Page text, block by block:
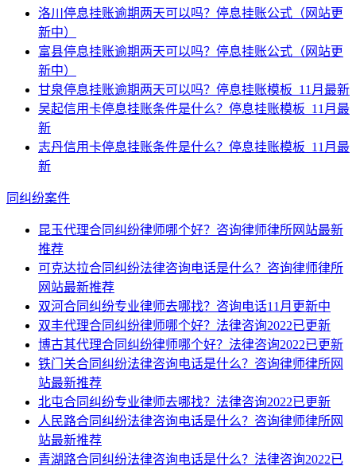
洛川停息挂账逾期两天可以吗？停息挂账公式（网站更
新中）
富县停息挂账逾期两天可以吗？停息挂账公式（网站更
新中）
甘泉停息挂账逾期两天可以吗？停息挂账模板_11月最新
吴起信用卡停息挂账条件是什么？停息挂账模板_11月最
新
志丹信用卡停息挂账条件是什么？停息挂账模板_11月最
新
同纠纷案件
昆玉代理合同纠纷律师哪个好？咨询律师律所网站最新
推荐
可克达拉合同纠纷法律咨询电话是什么？咨询律师律所
网站最新推荐
双河合同纠纷专业律师去哪找？咨询电话11月更新中
双丰代理合同纠纷律师哪个好？法律咨询2022已更新
博古其代理合同纠纷律师哪个好？法律咨询2022已更新
铁门关合同纠纷法律咨询电话是什么？咨询律师律所网
站最新推荐
北屯合同纠纷专业律师去哪找？法律咨询2022已更新
人民路合同纠纷法律咨询电话是什么？咨询律师律所网
站最新推荐
青湖路合同纠纷法律咨询电话是什么？法律咨询2022已